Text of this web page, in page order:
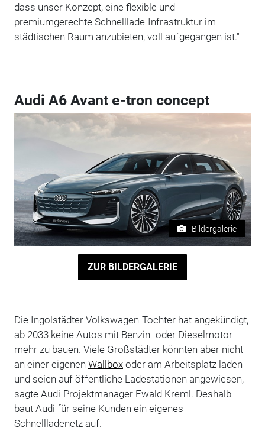
dass unser Konzept, eine flexible und
premiumgerechte Schnelllade-Infrastruktur im
städtischen Raum anzubieten, voll aufgegangen ist."
Audi A6 Avant e-tron concept
Bildergalerie
ZUR BILDERGALERIE
Die Ingolstädter Volkswagen-Tochter hat angekündigt,
ab 2033 keine Autos mit Benzin- oder Dieselmotor
mehr zu bauen. Viele Großstädter könnten aber nicht
an einer eigenen Wallboxoder am Arbeitsplatz laden
und seien auf öffentliche Ladestationen angewiesen,
sagte Audi-Projektmanager Ewald Kreml. Deshalb
baut Audi für seine Kunden ein eigenes
Schnellladenetz auf.